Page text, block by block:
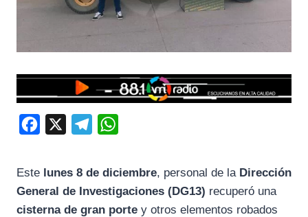
b
g
s
Este lunes 8 de diciembre, personal de la Dirección
General de Investigaciones (DG13) recuperó una
cisterna de gran porte y otros elementos robados